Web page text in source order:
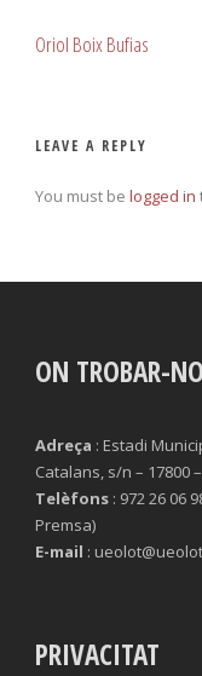
Oriol Boix Bufias
LEAVE A REPLY
You must be logged in
ON TROBAR-
Adreça : Estadi
Catalans, s/n – 17800
Telèfons : 972 26 06
Premsa)
E-mail :
PRIVACITAT